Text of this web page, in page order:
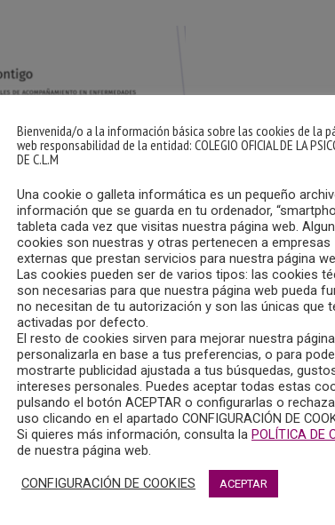
NACIONALES DE
EN
AVANZADAS
DE MUERTE Y DUELO
KSEMAN, organiza las I
de
en Enfermedades
de Muerte y
el lema “Estamos
el próximo 26 de
en el Hospital General
Nuestra Señora del Prado
la Reina.
Bienvenida/o a la información básica sobre las cookies de la
web responsabilidad de la entidad: COLEGIO OFICIAL DE LA
DE C.L.M
Una cookie o galleta informática es un pequeño
información que se guarda en tu ordenador,
tableta cada vez que visitas nuestra página web.
cookies son nuestras y otras pertenecen a empresas
externas que prestan servicios para nuestra página
Las cookies pueden ser de varios tipos: las cookies
son necesarias para que nuestra página web pueda
no necesitan de tu autorización y son las únicas que
activadas por defecto.
El resto de cookies sirven para mejorar nuestra
personalizarla en base a tus preferencias, o para
mostrarte publicidad ajustada a tus búsquedas,
intereses personales. Puedes aceptar todas estas
pulsando el botón ACEPTAR o configurarlas o
uso clicando en el apartado CONFIGURACIÓN DE
Si quieres más información, consulta la POLÍTICA DE
de nuestra página web.
CONFIGURACIÓN DE COOKIES ACEPTAR